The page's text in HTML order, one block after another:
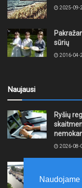
2025-09-
sūrių
2016-04-
Naujausi
Ryšių
2026-08-